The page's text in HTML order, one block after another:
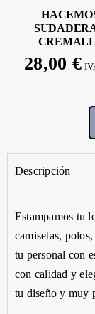
28,00 €
Descripción
Estampamos tu
camisetas,
tu personal con
con calidad y
tu diseño y muy